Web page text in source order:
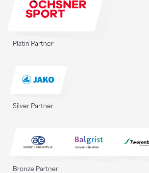
Platin Partner
Silver Partner
Bronze Partner